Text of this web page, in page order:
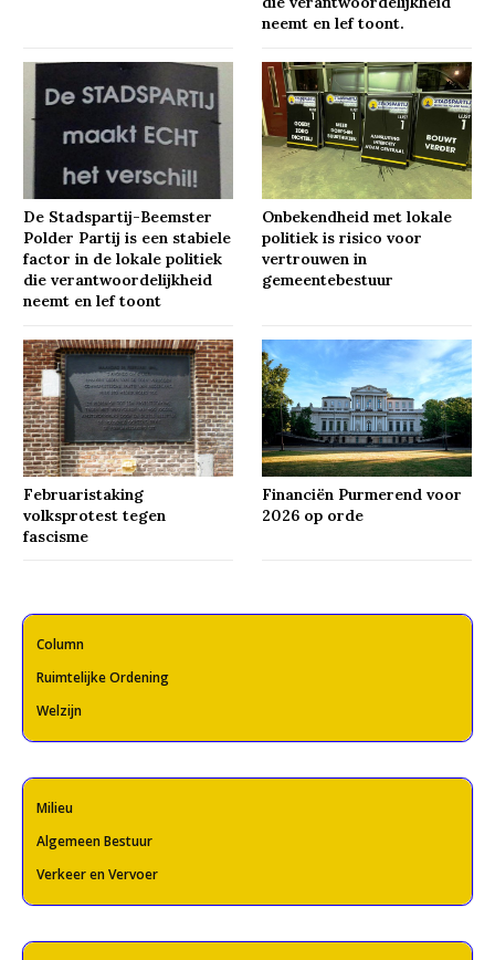
neemt en lef toont.
De Stadspartij-Beemster
Polder Partij is een stabiele
factor in de lokale politiek
die verantwoordelijkheid
neemt en lef toont
Onbekendheid met lokale
politiek is risico voor
vertrouwen in
gemeentebestuur
Februaristaking
volksprotest tegen
fascisme
Financiën Purmerend voor
2026 op orde
Column
Ruimtelijke Ordening
Welzijn
Milieu
Algemeen Bestuur
Verkeer en Vervoer